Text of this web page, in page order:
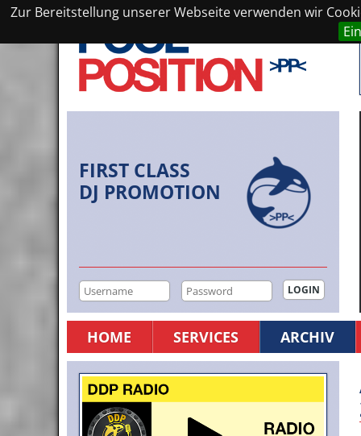
Zur Bereitstellung unserer Webseite verwenden wir
FIRST CLASS
DJ PROMOTION
HOME SERVICES ARCHIV